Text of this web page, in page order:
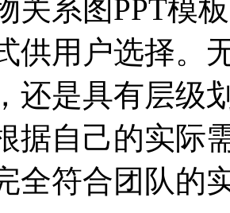
关系图PPT模
供用户选择。
还是具有层级
据自己的实际
全符合团队的